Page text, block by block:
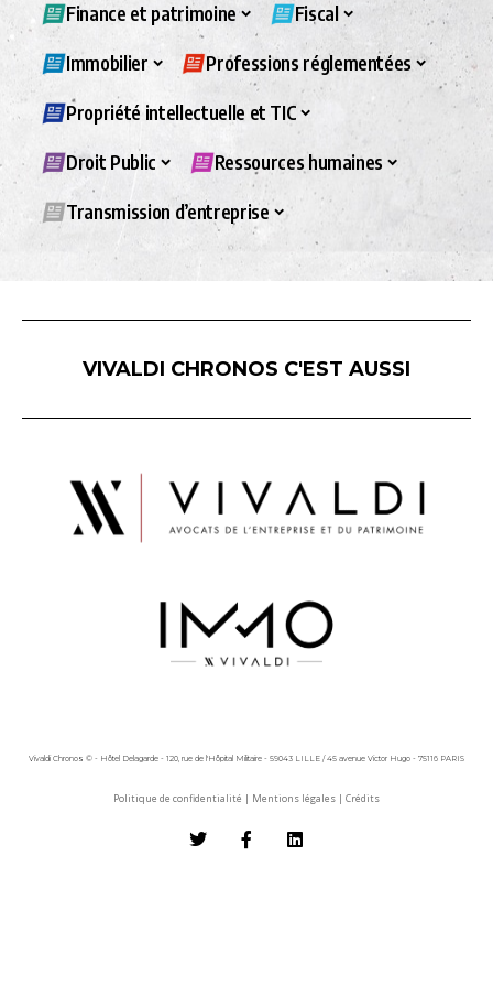
Finance et patrimoine Fiscal
Immobilier Professions réglementées
Propriété intellectuelle et TIC
Droit Public Ressources humaines
Transmission d’entreprise
VIVALDI CHRONOS C'EST AUSSI
Vivaldi Chronos © - Hôtel Delagarde - 120, rue de l'Hôpital Militaire - 59043 LILLE / 45 avenue Victor Hugo - 75116 PARIS
Politique de confidentialité | Mentions légales | Crédits